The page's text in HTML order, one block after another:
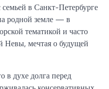
в Санкт-Петербурге
родной земле — в
тематикой и часто
Невы, мечтая о будущей
в духе долга перед